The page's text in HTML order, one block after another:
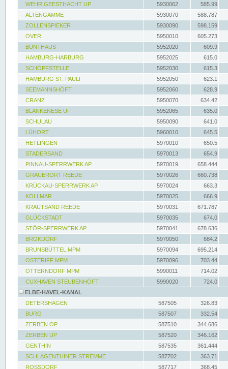
WEHR GEESTHACHT UP
5930062
585.99
ALTENGAMME
5930070
588.787
ZOLLENSPIEKER
5930090
598.159
OVER
5950010
605.273
BUNTHAUS
5952020
609.9
HAMBURG-HARBURG
5952025
615.0
SCHÖPFSTELLE
5952030
615.3
HAMBURG ST. PAULI
5952050
623.1
SEEMANNSHÖFT
5952060
628.9
CRANZ
5950070
634.42
BLANKENESE UF
5952065
635.0
SCHULAU
5950090
641.0
LÜHORT
5960010
645.5
HETLINGEN
5970010
650.5
STADERSAND
5970013
654.9
PINNAU-SPERRWERK AP
5970019
658.444
GRAUERORT REEDE
5970026
660.738
KRÜCKAU-SPERRWERK AP
5970024
663.3
KOLLMAR
5970025
666.9
KRAUTSAND REEDE
5970031
671.787
GLÜCKSTADT
5970035
674.0
STÖR-SPERRWERK AP
5970041
678.636
BROKDORF
5970050
684.2
BRUNSBÜTTEL MPM
5970094
695.214
OSTERIFF MPM
5970096
703.44
OTTERNDORF MPM
5990011
714.02
CUXHAVEN STEUBENHÖFT
5990020
724.0
ELBE-HAVEL-KANAL
DETERSHAGEN
587505
326.83
BURG
587507
332.54
ZERBEN OP
587510
344.686
ZERBEN UP
587520
346.162
GENTHIN
587535
361.444
SCHLAGENTHINER STREMME
587702
363.71
ROSSDORF
587717 368.45